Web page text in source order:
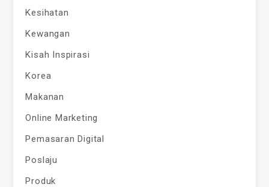
Kesihatan
Kewangan
Kisah Inspirasi
Korea
Makanan
Online Marketing
Pemasaran Digital
Poslaju
Produk